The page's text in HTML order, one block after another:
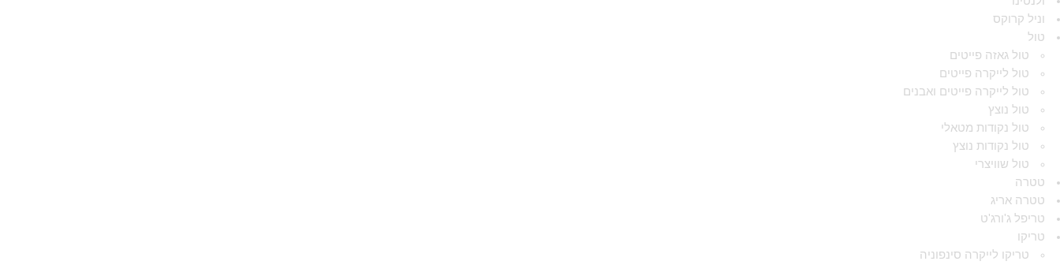
וניל קרוקס
טול
טול גאזה פייטים
טול לייקרה פייטים
טול לייקרה פייטים ואבנים
טול נוצץ
טול נקודות מטאלי
טול נקודות נוצץ
טול שוויצרי
טטרה
טטרה אריג
טריפל ג'ורג'ט
טריקו
טריקו לייקרה סינפוניה